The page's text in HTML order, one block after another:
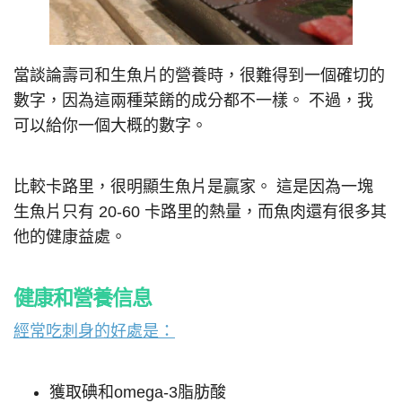
當談論壽司和生魚片的營養時，很難得到一個確切的
數字，因為這兩種菜餚的成分都不一樣。 不過，我
可以給你一個大概的數字。
比較卡路里，很明顯生魚片是贏家。 這是因為一塊
生魚片只有 20-60 卡路里的熱量，而魚肉還有很多其
他的健康益處。
健康和營養信息
經常吃刺身的好處是：
獲取碘和omega-3脂肪酸